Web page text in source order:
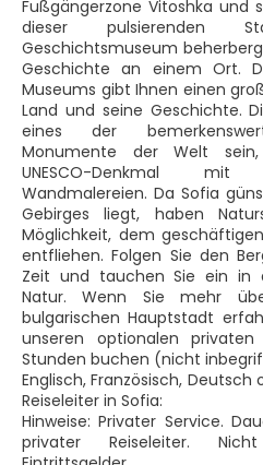
Fußgängerzone Vitoshka und
dieser pulsierenden
Geschichtsmuseum
Geschichte an einem Ort.
Museums gibt Ihnen einen
Land und seine Geschichte.
eines der
Monumente der Welt
UNESCO-Denkmal
Wandmalereien. Da Sofia
Gebirges liegt, haben
Möglichkeit, dem
entfliehen. Folgen Sie den
Zeit und tauchen Sie ein in
Natur. Wenn Sie mehr
bulgarischen Hauptstadt
unseren optionalen
Stunden buchen (nicht
Englisch, Französisch,
Reiseleiter in Sofia:
Hinweise: Privater Service.
privater Reiseleiter.